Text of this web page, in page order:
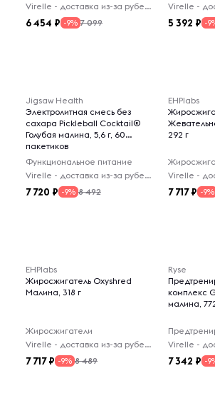
Virelle - доставка из-за рубежа
6 454 -9% 7 099 5 392 -
Jigsaw Health
Электролитная смесь без
сахара Pickleball Cocktail®
Голубая малина, 5,6 г, 60
пакетиков
Функциональное питание
Virelle - доставка из-за рубежа
7 720 -9% 8 492
EHPlabs
292 г
7 717 -9%
EHPlabs
Жиросжигатель Oxyshred
Малина, 318 г
Жиросжигатели
Virelle - доставка из-за рубежа
7 717 -9% 8 489
Ryse
комплекс
малина,
7 342 -